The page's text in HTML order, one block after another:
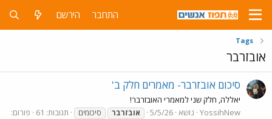
התחבר הירשם
Tags
אובזרבר
סיכום אובזרבר- מאמרים חלק ב'
יאללה, חלק שני למאמרי האובזרבר!
YossihNew נושא 5/5/26 אובזרבר סיכומים תגובות: 61
פורום: